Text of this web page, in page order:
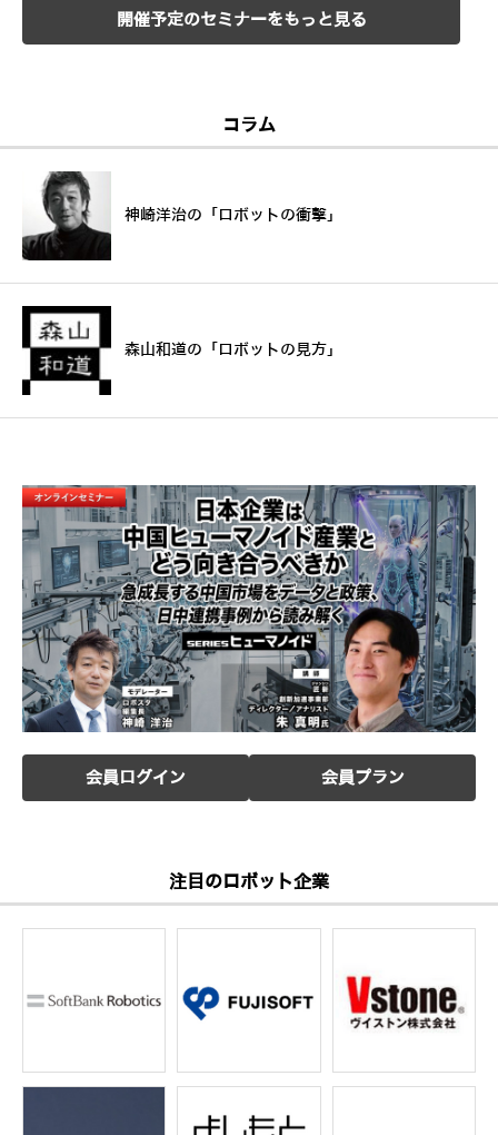
開催予定のセミナーをもっと見る
コラム
神崎洋治の「ロボットの衝撃」
森山和道の「ロボットの見方」
会員ログイン 会員プラン
注目のロボット企業